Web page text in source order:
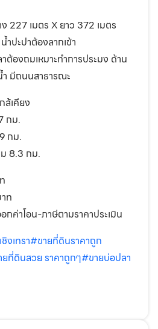
227 เมตร X ยาว 372 เมตร
ำปะปาต้องลากเข้า
องถมเหมาะทำการประมง ด้าน
มีถนนสาธารณะ
ล้เคียง
กม.
กม.
8.3 กม.
ท
ค่าโอน-ภาษีตามราคาประเมิน
งเทรา#ขายที่ดินราคาถูก
ที่ดินสวย ราคาถูกๆ#ขายบ่อปลา